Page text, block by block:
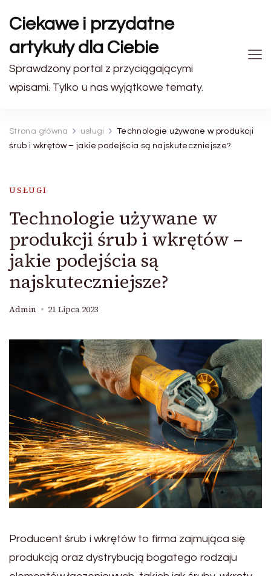
Ciekawe i przydatne
artykuły dla Ciebie
Sprawdzony portal z przyciągającymi
wpisami. Tylko u nas wyjątkowe tematy.
Strona główna usługi
Technologie używane w produkcji
śrub i wkrętów – jakie podejścia są najskuteczniejsze?
USŁUGI
Technologie używane w
produkcji śrub i wkrętów –
jakie podejścia są
najskuteczniejsze?
Admin 21 Lipca 2023
Producent śrub i wkrętów to firma zajmująca się
produkcją oraz dystrybucją bogatego rodzaju